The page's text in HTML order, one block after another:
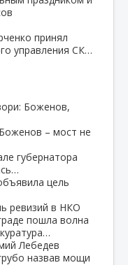
принял
управления СК…
Боженов,
губернатора
цель
пошла волна
Лебедев
назвав мощи